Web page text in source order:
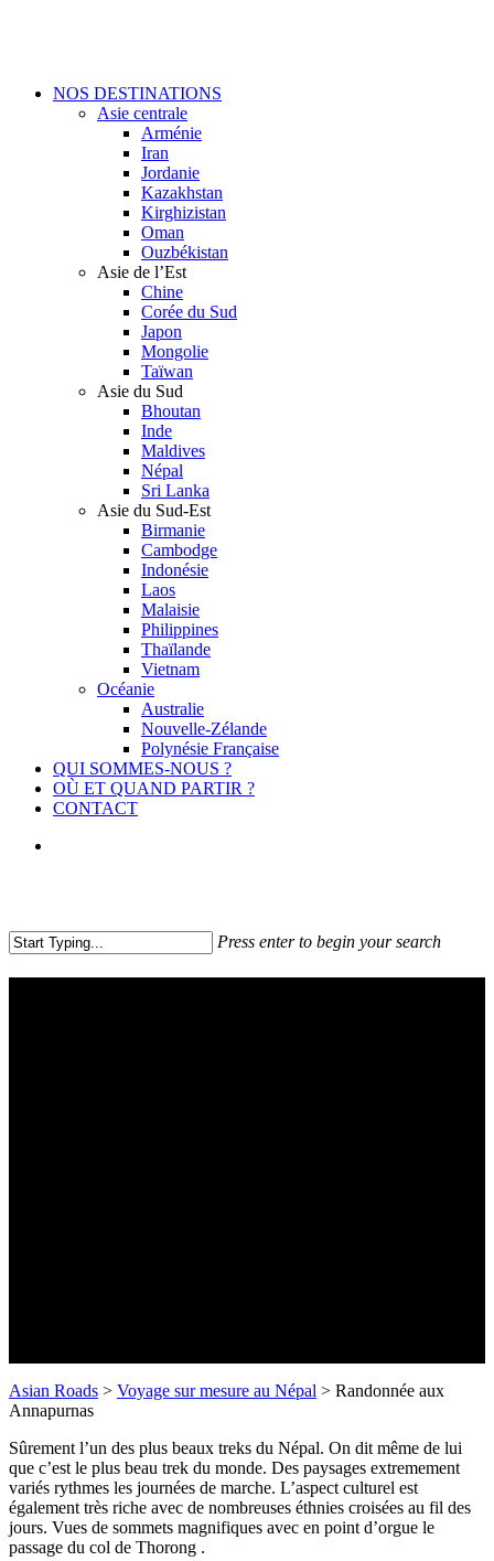
Menu
NOS DESTINATIONS
Asie centrale
Arménie
Iran
Jordanie
Kazakhstan
Kirghizistan
Oman
Ouzbékistan
Asie de l’Est
Chine
Corée du Sud
Japon
Mongolie
Taïwan
Asie du Sud
Bhoutan
Inde
Maldives
Népal
Sri Lanka
Asie du Sud-Est
Birmanie
Cambodge
Indonésie
Laos
Malaisie
Philippines
Thaïlande
Vietnam
Océanie
Australie
Nouvelle-Zélande
Polynésie Française
QUI SOMMES-NOUS ?
OÙ ET QUAND PARTIR ?
CONTACT
Press enter to begin your search
Search
Asian Roads > Voyage sur mesure au Népal > Randonnée aux
Annapurnas
Sûrement l’un des plus beaux treks du Népal. On dit même de lui
que c’est le plus beau trek du monde. Des paysages extremement
variés rythmes les journées de marche. L’aspect culturel est
également très riche avec de nombreuses éthnies croisées au fil des
jours. Vues de sommets magnifiques avec en point d’orgue le
passage du col de Thorong .